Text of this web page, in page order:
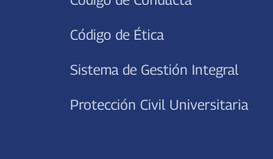
Código de Ética
Sistema de Gestión Integral
Protección Civil Universitaria